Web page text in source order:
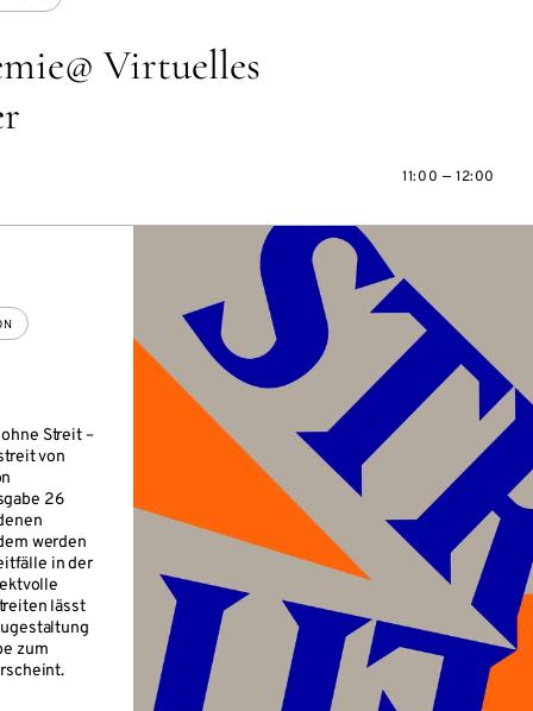
Virtuelles
11:00 — 12:00
Streit –
von
26
werden
in der
lässt
zum